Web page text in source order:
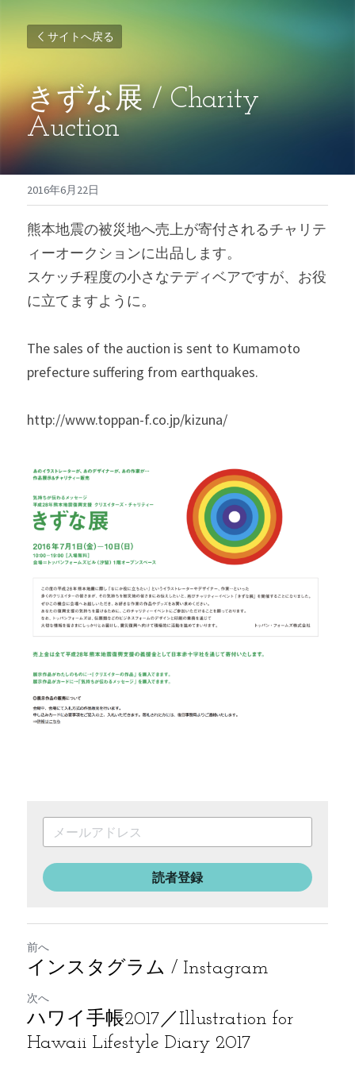
サイトへ戻る
きずな展 / Charity
Auction
2016年6月22日
熊本地震の被災地へ売上が寄付されるチャリテ
ィーオークションに出品します。
スケッチ程度の小さなテディベアですが、お役
に立てますように。
The sales of the auction is sent to Kumamoto
prefecture suffering from earthquakes.
http://www.toppan-f.co.jp/kizuna/
読者登録
前へ
インスタグラム / Instagram
次へ
ハワイ手帳2017／Illustration for
Hawaii Lifestyle Diary 2017